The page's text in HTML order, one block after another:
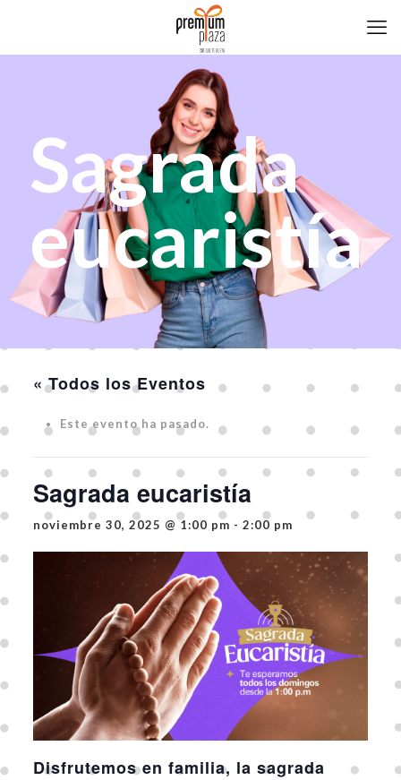
Sagrada
eucaristía
« Todos los Eventos
Este evento ha pasado.
Sagrada eucaristía
noviembre 30, 2025 @ 1:00 pm - 2:00 pm
Disfrutemos en familia, la sagrada